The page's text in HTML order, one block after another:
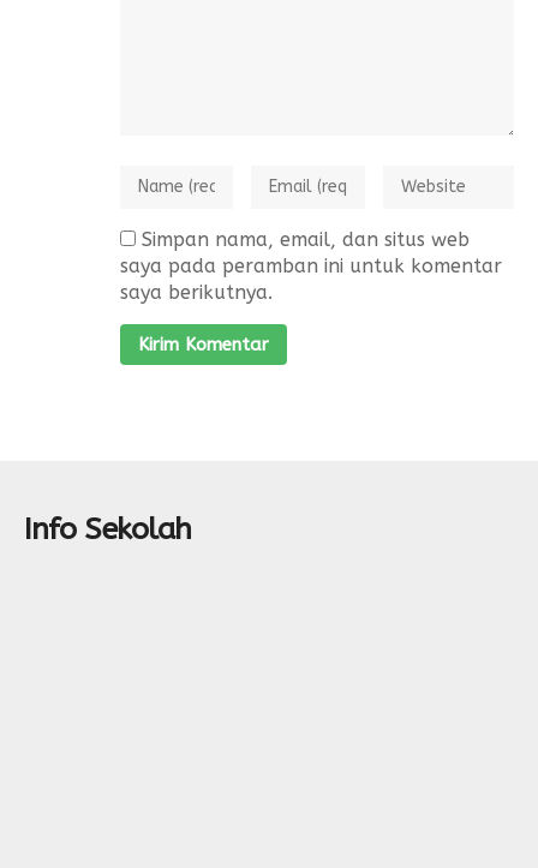
Simpan nama, email, dan situs web
saya pada peramban ini untuk komentar
saya berikutnya.
Info Sekolah